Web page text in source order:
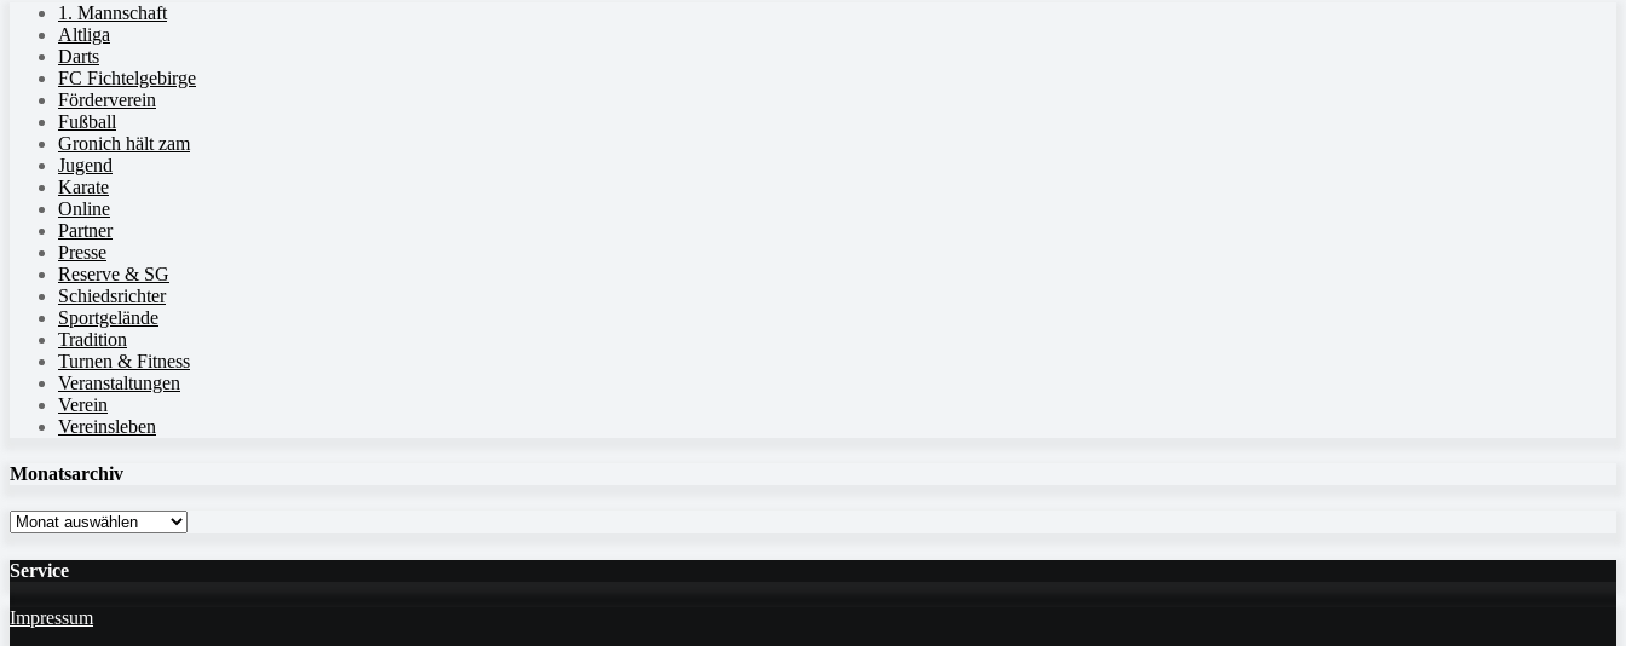
1. Mannschaft
Altliga
Darts
FC Fichtelgebirge
Förderverein
Fußball
Gronich hält zam
Jugend
Karate
Online
Partner
Presse
Reserve & SG
Schiedsrichter
Sportgelände
Tradition
Turnen & Fitness
Veranstaltungen
Verein
Vereinsleben
Monatsarchiv
Monatsarchiv
Service
Impressum